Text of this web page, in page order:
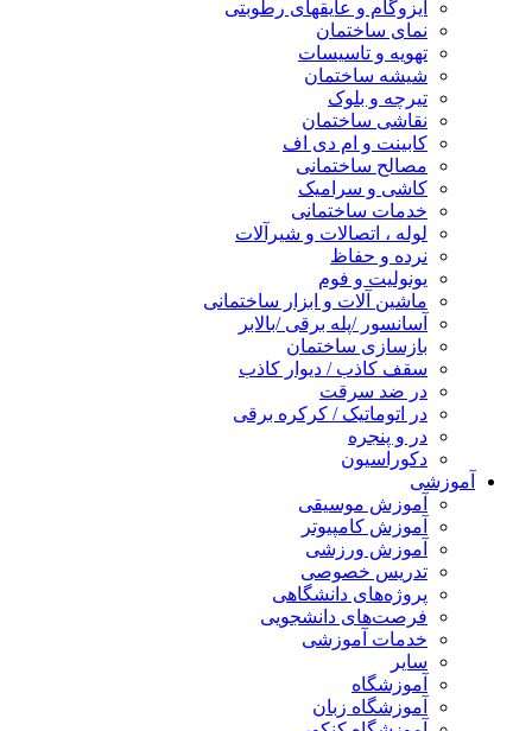
ایزوگام و عایقهای رطوبتی
نمای ساختمان
تهویه و تاسیسات
شیشه ساختمان
تیرچه و بلوک
نقاشی ساختمان
کابینت و ام دی اف
مصالح ساختمانی
کاشی و سرامیک
خدمات ساختمانی
لوله ، اتصالات و شیرآلات
نرده و حفاظ
یونولیت و فوم
ماشین آلات و ابزار ساختمانی
آسانسور /پله برقی /بالابر
بازسازی ساختمان
سقف کاذب / دیوار کاذب
در ضد سرقت
در اتوماتیک / کرکره برقی
در و پنجره
دکوراسیون
آموزشی
آموزش موسیقی
آموزش کامپیوتر
آموزش ورزشی
تدریس خصوصی
پروژه‌های دانشگاهی
فرصت‌های دانشجویی
خدمات آموزشی
سایر
آموزشگاه
آموزشگاه زبان